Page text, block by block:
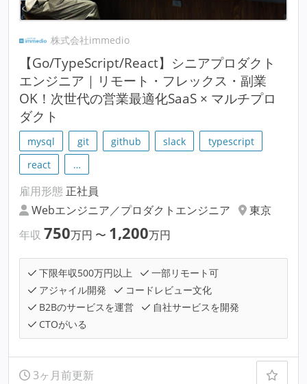
株式会社immedio
【Go/TypeScript/React】シニアプロダクト
エンジニア｜リモート・フレックス・副業
OK！次世代の営業最適化SaaS × マルチプロ
ダクト
mysql git github slack
typescript
react
…
雇用形態 正社員
Webエンジニア／プロダクトエンジニア
東京
年収 750万円 〜 1,200万円
下限年収500万円以上
一部リモート可
アジャイル開発
コードレビュー文化
B2Bのサービスを運営
自社サービスを開発
CTOがいる
3ヶ月前更新